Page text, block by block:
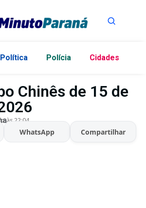
Política Polícia Cidades
Chinês de 15 de
às 22:04
WhatsApp Compartilhar